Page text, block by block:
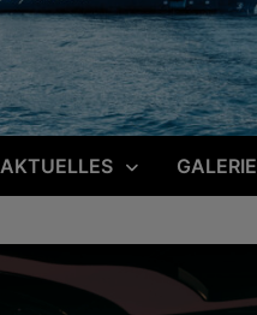
AKTUELLES GALERIE